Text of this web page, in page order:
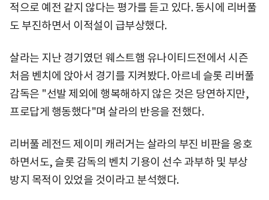
적으로 예전 같지 않다는 평가를 듣고 있다. 동시에 리버풀
도 부진하면서 이적설이 급부상했다.
살라는 지난 경기였던 웨스트햄 유나이티드전에서 시즌
처음 벤치에 앉아서 경기를 지켜봤다. 아르네 슬롯 리버풀
감독은 "선발 제외에 행복해하지 않은 것은 당연하지만,
프로답게 행동했다"며 살라의 반응을 전했다.
리버풀 레전드 제이미 캐러거는 살라의 부진 비판을 옹호
하면서도, 슬롯 감독의 벤치 기용이 선수 과부하 및 부상
방지 목적이 있었을 것이라고 분석했다.